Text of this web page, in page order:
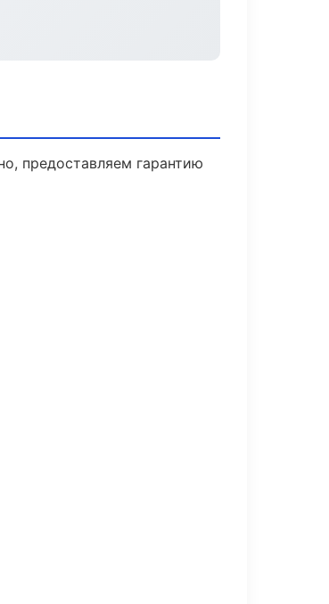
предоставляем гарантию